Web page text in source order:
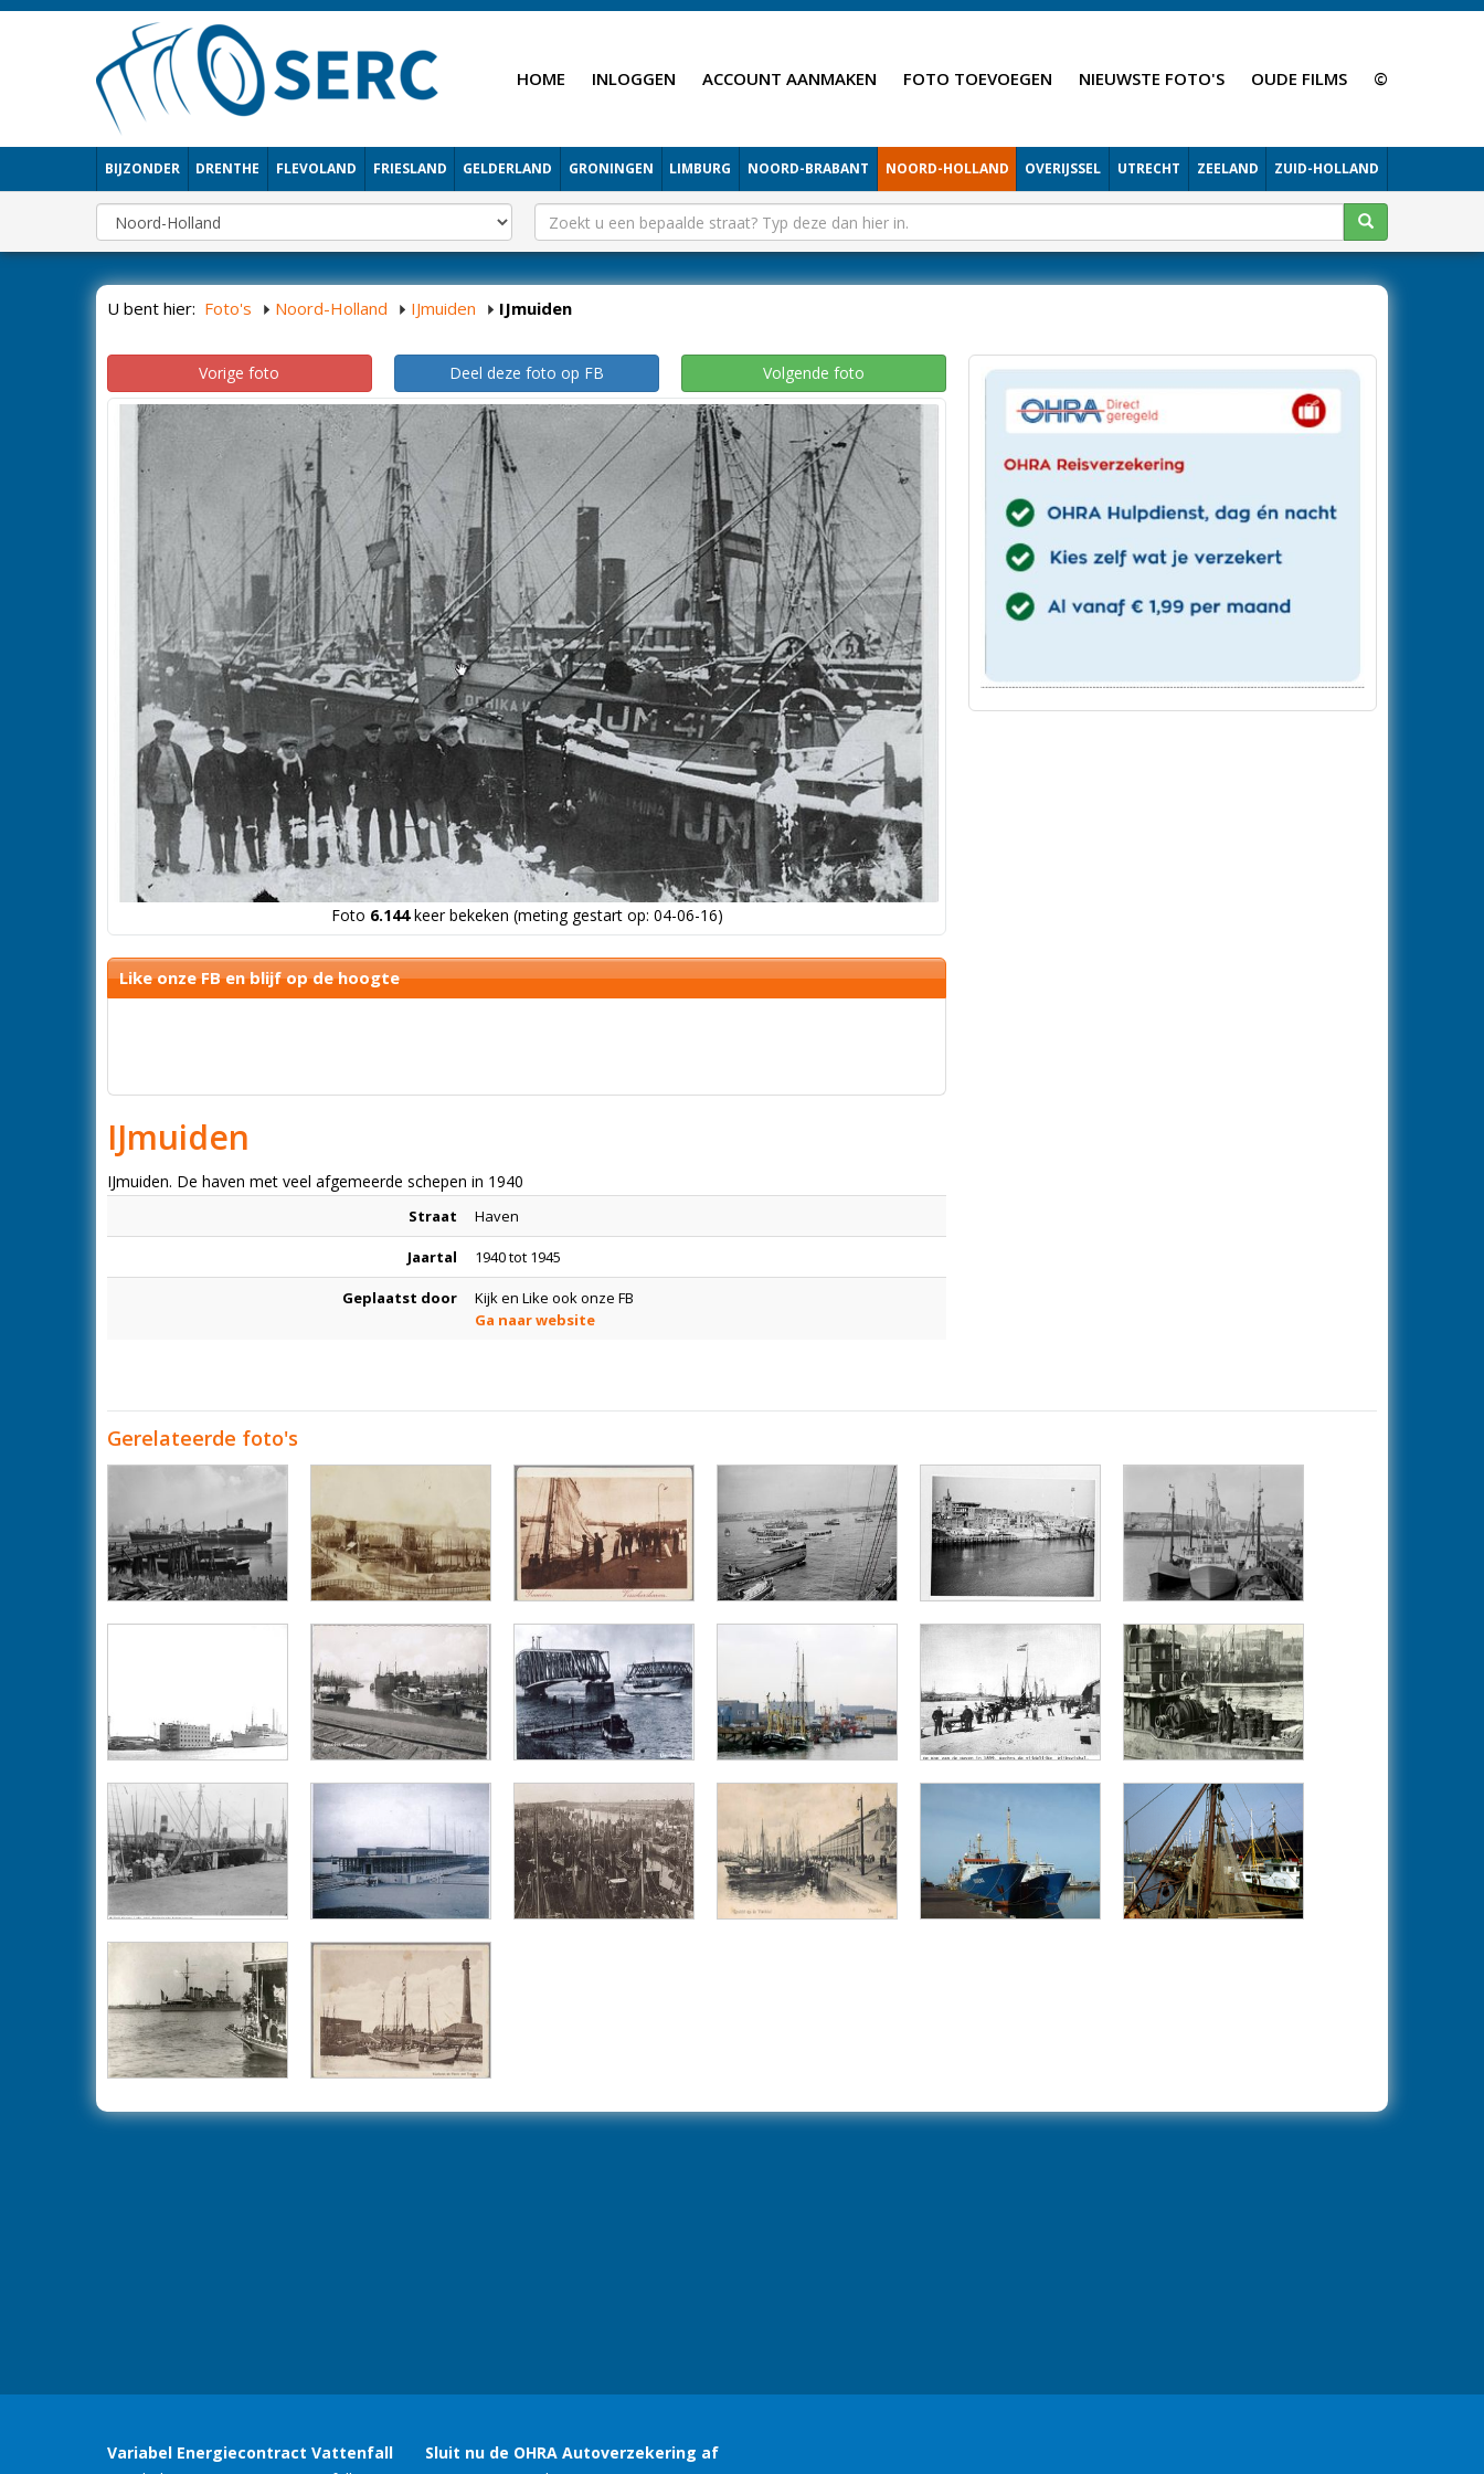
HOME INLOGGEN ACCOUNT AANMAKEN FOTO TOEVOEGEN NIEUWSTE FOTO'S OUDE FILMS ©
BIJZONDER DRENTHE FLEVOLAND FRIESLAND GELDERLAND GRONINGEN LIMBURG NOORD-BRABANT NOORD-HOLLAND OVERIJSSEL UTRECHT ZEELAND ZUID-HOLLAND
U bent hier: Foto's Noord-Holland IJmuiden IJmuiden
Vorige foto Deel deze foto op FB Volgende foto
Foto 6.144keer bekeken (meting gestart op: 04-06-16)
Like onze FB en blijf op de hoogte
IJmuiden
IJmuiden. De haven met veel afgemeerde schepen in 1940
Straat Haven
Jaartal 1940 tot 1945
Geplaatst door
Kijk en Like ook onze FB
Ga naar website
Gerelateerde foto's